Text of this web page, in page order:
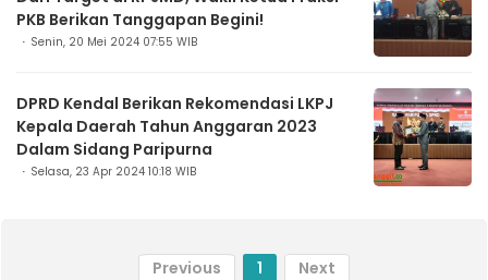
PKB Berikan Tanggapan Begini!
Senin, 20 Mei 2024 07:55 WIB
DPRD Kendal Berikan Rekomendasi LKPJ
Kepala Daerah Tahun Anggaran 2023
Dalam Sidang Paripurna
Selasa, 23 Apr 2024 10:18 WIB
Previous 1 Next